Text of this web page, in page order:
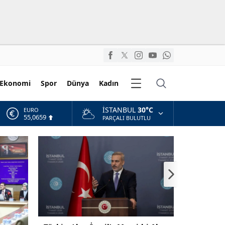
Ekonomi Spor Dünya Kadın
Kategoriler
EURO
55,0659
ALTIN
6.521,17
BİST
DOLAR
47,5953
İSTANBUL 30°C
PARÇALI BULUTLU
10 Soruda “Terörsüz Türkiye”